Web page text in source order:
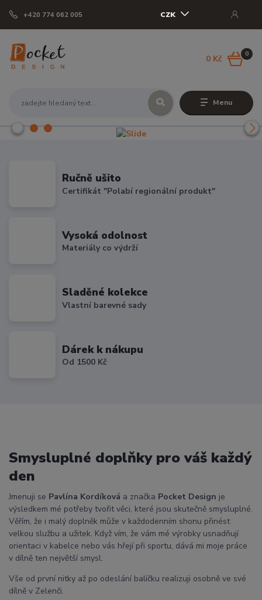
Menu
+420 774 062 005 CZK
0
0 Kč
Ručně ušito
Certifikát "Polabí regionální produkt"
Vysoká odolnost
Materiály co výdrží
Sladěné kolekce
Vlastní barevné sady
Dárek k nákupu
Od 1500 Kč
Smysluplné doplňky pro váš každý
den
Jmenuji se Pavlína Kordíková a značka Pocket Design je
výsledkem mé potřeby tvořit věci, které jsou skutečně smysluplné.
Věřím, že i malý doplněk může v každodenním shonu přinést
velkou službu a užitek. Když vím, že vám mé výrobky usnadňují
orientaci v kabelce nebo vás hřejí při sportu, dává mi moje práce
v dílně ten největší smysl.
Vše od první nitky až po odeslání balíčku realizuji osobně ve své
dílně v Zelenči.